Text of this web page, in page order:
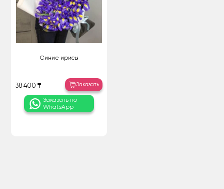
Синие ирисы
38 400 ₸ Заказать
Заказать по
WhatsApp